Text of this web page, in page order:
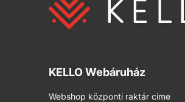
KELLO Webáruház
Webshop központi raktár címe